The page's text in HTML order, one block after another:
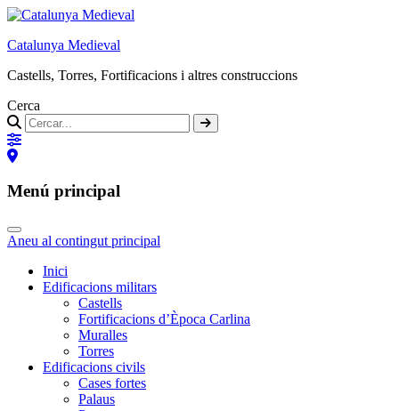
Catalunya Medieval
Castells, Torres, Fortificacions i altres construccions
Cerca
Menú principal
Aneu al contingut principal
Inici
Edificacions militars
Castells
Fortificacions d’Època Carlina
Muralles
Torres
Edificacions civils
Cases fortes
Palaus